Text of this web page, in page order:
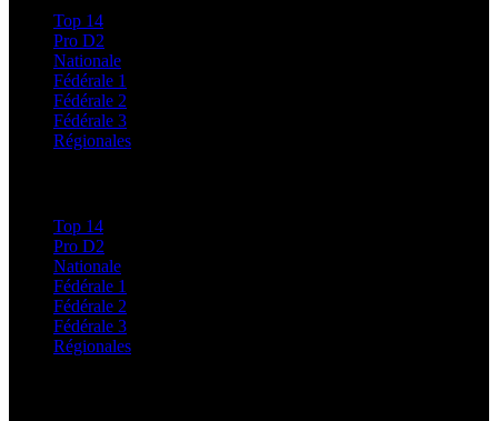
Top 14
Pro D2
Nationale
Fédérale 1
Fédérale 2
Fédérale 3
Régionales
Top 14
Pro D2
Nationale
Fédérale 1
Fédérale 2
Fédérale 3
Régionales